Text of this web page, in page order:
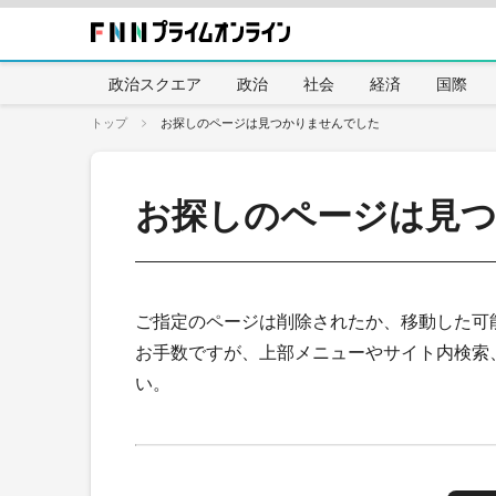
政治スクエア 政治 社会 経済 国際
トップ お探しのページは見つかりませんでした
お探しのページは見
ご指定のページは削除されたか、移動した
お手数ですが、上部メニューやサイト内検
い。